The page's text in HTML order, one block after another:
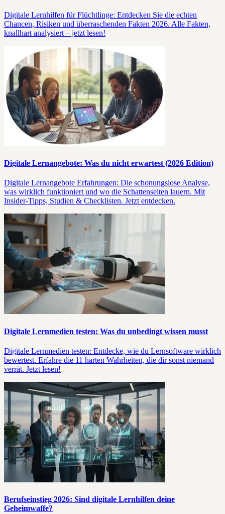
Digitale Lernhilfen für Flüchtlinge: Entdecken Sie die echten
Chancen, Risiken und überraschenden Fakten 2026. Alle Fakten,
knallhart analysiert – jetzt lesen!
Digitale Lernangebote: Was du nicht erwartest (2026 Edition)
Digitale Lernangebote Erfahrungen: Die schonungslose Analyse,
was wirklich funktioniert und wo die Schattenseiten lauern. Mit
Insider-Tipps, Studien & Checklisten. Jetzt entdecken.
Digitale Lernmedien testen: Was du unbedingt wissen musst
Digitale Lernmedien testen: Entdecke, wie du Lernsoftware wirklich
bewertest. Erfahre die 11 harten Wahrheiten, die dir sonst niemand
verrät. Jetzt lesen!
Berufseinstieg 2026: Sind digitale Lernhilfen deine
Geheimwaffe?